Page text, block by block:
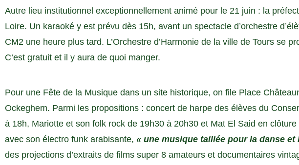
Autre lieu institutionnel exceptionnellement animé pour le 21 juin : la
Loire. Un karaoké y est prévu dès 15h, avant un spectacle d’orchestre
CM2 une heure plus tard. L’Orchestre d’Harmonie de la ville de Tours se
C’est gratuit et il y aura de quoi manger.
Pour une Fête de la Musique dans un site historique, on file Place
Ockeghem. Parmi les propositions : concert de harpe des élèves du
à 18h, Mariotte et son folk rock de 19h30 à 20h30 et Mat El Said en
avec son électro funk arabisante, « une musique taillée pour la danse et
des projections d’extraits de films super 8 amateurs et documentaires